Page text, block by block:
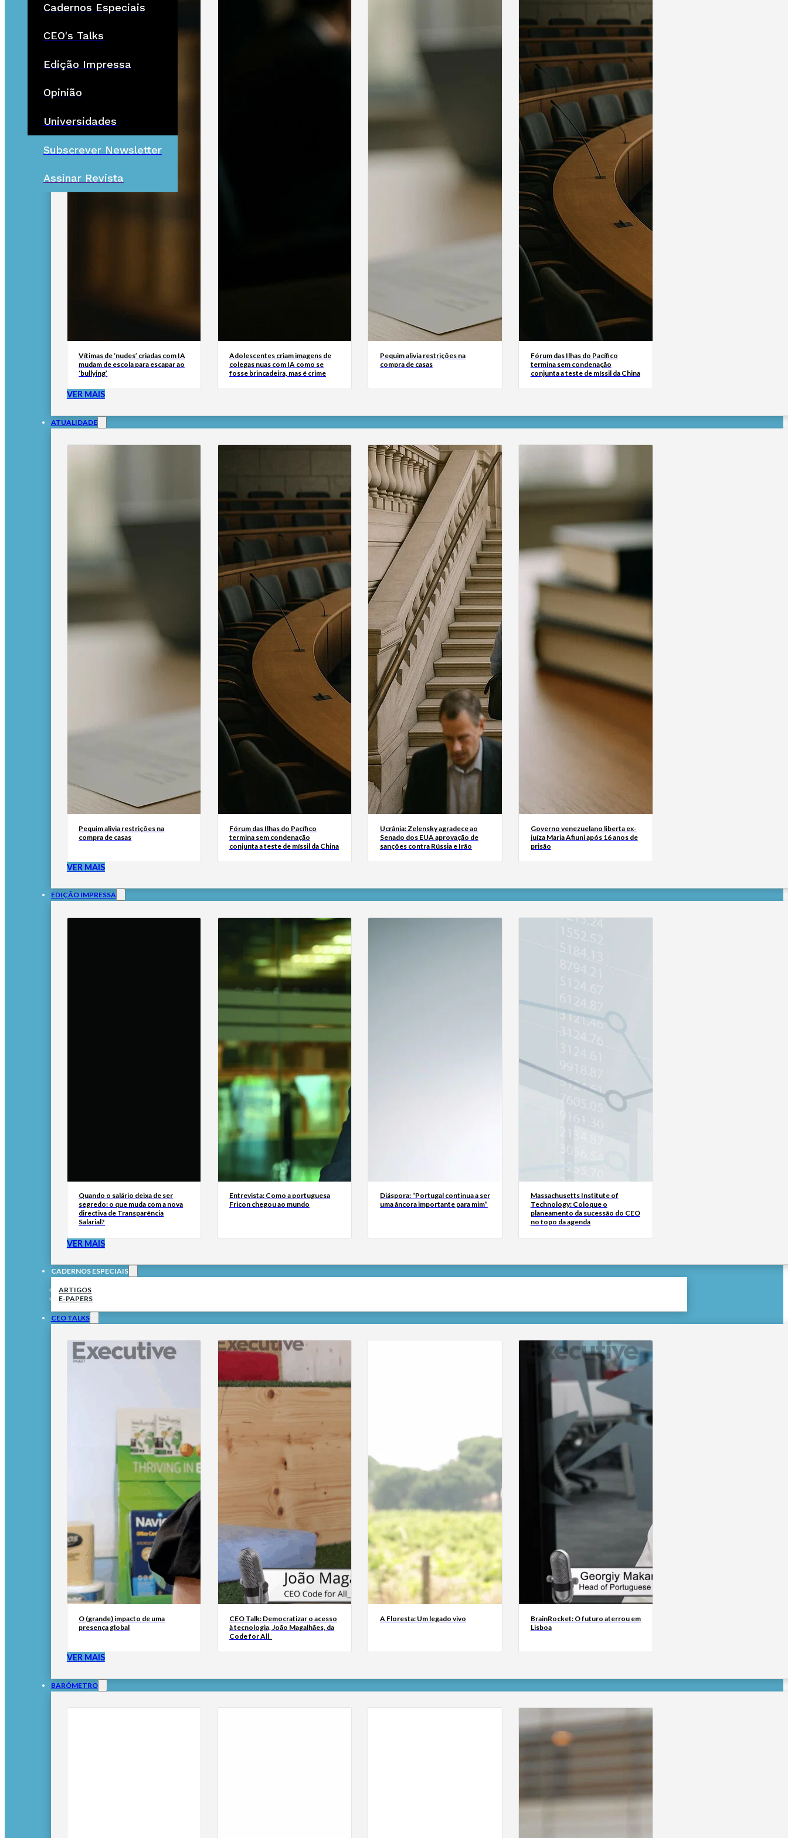
Cadernos Especiais
CEO's Talks
Edição Impressa
Opinião
Universidades
Subscrever Newsletter
Assinar Revista
Vítimas de ‘nudes’ criadas com IA
mudam de escola para escapar ao
‘bullying’
Adolescentes criam imagens de
colegas nuas com IA como se
fosse brincadeira, mas é crime
Pequim alivia restrições na
compra de casas
Fórum das Ilhas do Pacífico
termina sem condenação
conjunta a teste de míssil da China
VER MAIS
ATUALIDADE
Pequim alivia restrições na
compra de casas
Fórum das Ilhas do Pacífico
termina sem condenação
conjunta a teste de míssil da China
Ucrânia: Zelensky agradece ao
Senado dos EUA aprovação de
sanções contra Rússia e Irão
Governo venezuelano liberta ex-
juíza Maria Afiuni após 16 anos de
prisão
VER MAIS
EDIÇÃO IMPRESSA
Quando o salário deixa de ser
segredo: o que muda com a nova
directiva de Transparência
Salarial?
Entrevista: Como a portuguesa
Fricon chegou ao mundo
Diáspora: “Portugal continua a ser
uma âncora importante para mim”
Massachusetts Institute of
Technology: Coloque o
planeamento da sucessão do CEO
no topo da agenda
VER MAIS
CADERNOS ESPECIAIS
ARTIGOS
E-PAPERS
CEO TALKS
O (grande) impacto de uma
presença global
CEO Talk: Democratizar o acesso
à tecnologia, João Magalhães, da
Code for All_
A Floresta: Um legado vivo
BrainRocket: O futuro aterrou em
Lisboa
VER MAIS
BARÓMETRO